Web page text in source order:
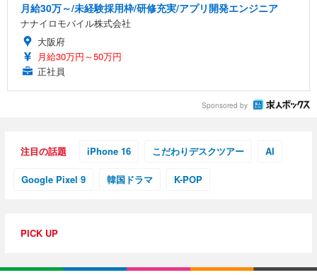
月給30万～/未経験採用枠/研修充実/アプリ開発エンジニア
ナナイロモバイル株式会社
大阪府
月給30万円～50万円
正社員
Sponsored by
注目の話題 iPhone 16 こだわりデスクツアー AI
Google Pixel 9 韓国ドラマ K-POP
PICK UP